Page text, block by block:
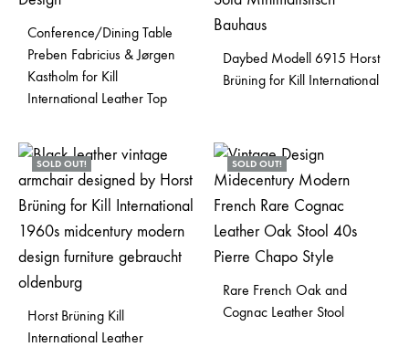
Conference/Dining Table
Preben Fabricius & Jørgen
Kastholm for Kill
International Leather Top
Daybed Modell 6915 Horst
Brüning for Kill International
SOLD OUT!
Horst Brüning Kill
International Leather
SOLD OUT!
Rare French Oak and
Cognac Leather Stool